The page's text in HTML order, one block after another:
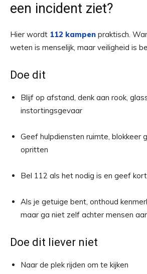
een incident ziet?
Hier wordt 112 kampen praktisch.
weten is menselijk, maar veiligheid is
Doe dit
Blijf op afstand, denk aan rook,
instortingsgevaar
Geef hulpdiensten ruimte, blokkeer
opritten
Bel 112 als het nodig is en geef
Als je getuige bent, onthoud
maar ga niet zelf achter mensen
Doe dit liever niet
Naar de plek rijden om te kijken